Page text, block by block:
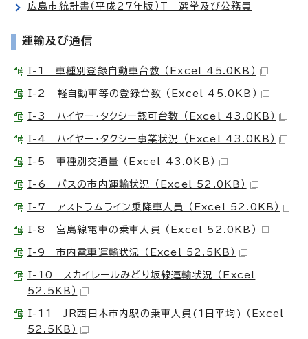
広島市統計書（平成27年版）T 選挙及び公務員
運輸及び通信
I-1 車種別登録自動車台数 （Excel 45.0KB）
I-2 軽自動車等の登録台数 （Excel 45.0KB）
I-3 ハイヤー・タクシー認可台数 （Excel 43.0KB）
I-4 ハイヤー・タクシー事業状況 （Excel 43.0KB）
I-5 車種別交通量 （Excel 43.0KB）
I-6 バスの市内運輸状況 （Excel 52.0KB）
I-7 アストラムライン乗降車人員 （Excel 52.0KB）
I-8 宮島線電車の乗車人員 （Excel 52.0KB）
I-9 市内電車運輸状況 （Excel 52.5KB）
I-10 スカイレールみどり坂線運輸状況 （Excel
52.5KB）
I-11 JR西日本市内駅の乗車人員(1日平均) （Excel
52.5KB）